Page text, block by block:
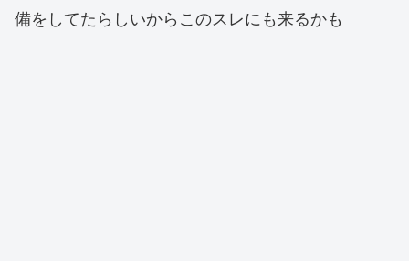
備をしてたらしいからこのスレにも来るかも